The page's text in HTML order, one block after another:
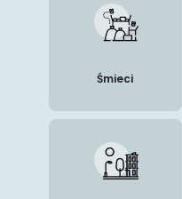
Śmieci